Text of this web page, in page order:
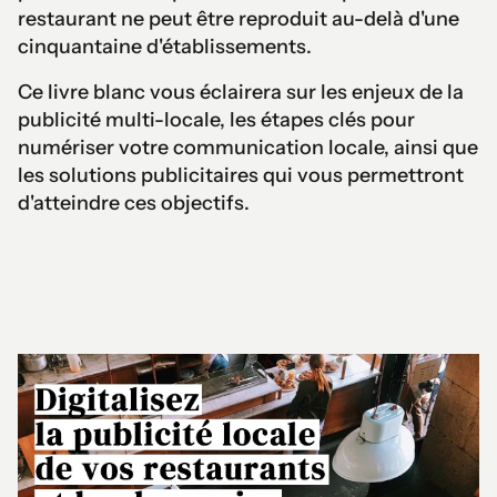
restaurant ne peut être reproduit au-delà d'une
cinquantaine d'établissements.
Ce livre blanc vous éclairera sur les enjeux de la
publicité multi-locale, les étapes clés pour
numériser votre communication locale, ainsi que
les solutions publicitaires qui vous permettront
d'atteindre ces objectifs.